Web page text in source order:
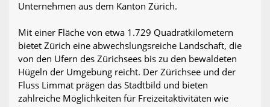
Unternehmen aus dem Kanton Zürich.
Mit einer Fläche von etwa 1.729 Quadratkilometern
bietet Zürich eine abwechslungsreiche Landschaft, die
von den Ufern des Zürichsees bis zu den bewaldeten
Hügeln der Umgebung reicht. Der Zürichsee und der
Fluss Limmat prägen das Stadtbild und bieten
zahlreiche Möglichkeiten für Freizeitaktivitäten wie